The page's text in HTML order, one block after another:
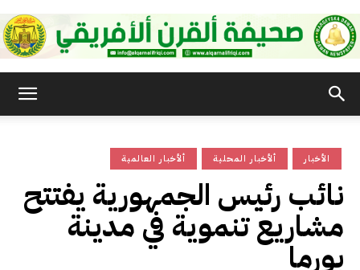
القرن
الأفريقي
ألأخبار العالمية ألأخبار المحلية الأخبار
نائب رئيس الجمهورية يفتتح
مشاريع تنموية في مدينة
بورما